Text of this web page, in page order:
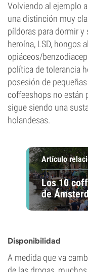
Volviendo al ejemplo
una distinción muy
píldoras para dormir y
heroína, LSD, hongos
opiáceos/
política de tolerancia
posesión de
coffeeshops no están
sigue siendo una
holandesas.
Artículo
Los 10
de
Disponibilidad
A medida que va